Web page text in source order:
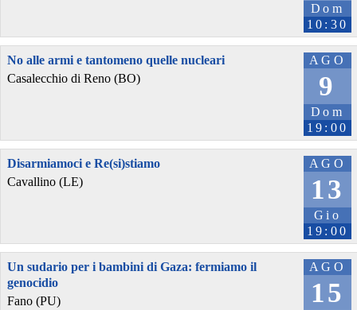
Dom
10:30
AGO
9
Dom
19:00
No alle armi e tantomeno quelle nucleari
Casalecchio di Reno (BO)
AGO
13
Gio
19:00
Disarmiamoci e Re(si)stiamo
Cavallino (LE)
AGO
15
Un sudario per i bambini di Gaza: fermiamo il
genocidio
Fano (PU)